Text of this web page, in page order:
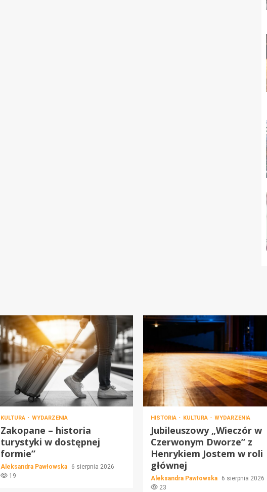
KULTURA WYDARZENIA
Zakopane – historia
turystyki w dostępnej
formie”
Aleksandra Pawłowska
6 sierpnia 2026
19
HISTORIA KULTURA WYDARZENIA
Jubileuszowy „Wieczór w
Czerwonym Dworze” z
Henrykiem Jostem w roli
głównej
Aleksandra Pawłowska
6 sierpnia 2026
23